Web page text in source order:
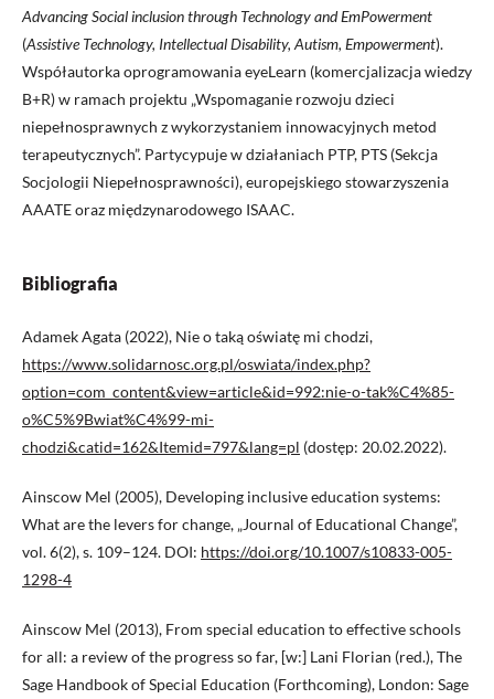
Advancing Social inclusion through Technology and EmPowerment
(Assistive Technology, Intellectual Disability, Autism, Empowerment).
Współautorka oprogramowania eyeLearn (komercjalizacja wiedzy
B+R) w ramach projektu „Wspomaganie rozwoju dzieci
niepełnosprawnych z wykorzystaniem innowacyjnych metod
terapeutycznych”. Partycypuje w działaniach PTP, PTS (Sekcja
Socjologii Niepełnosprawności), europejskiego stowarzyszenia
AAATE oraz międzynarodowego ISAAC.
Bibliografia
Adamek Agata (2022), Nie o taką oświatę mi chodzi,
https://www.solidarnosc.org.pl/oswiata/index.php?
option=com_content&view=article&id=992:nie-o-tak%C4%85-
o%C5%9Bwiat%C4%99-mi-
chodzi&catid=162&Itemid=797&lang=pl (dostęp: 20.02.2022).
Ainscow Mel (2005), Developing inclusive education systems:
What are the levers for change, „Journal of Educational Change”,
vol. 6(2), s. 109–124. DOI: https://doi.org/10.1007/s10833-005-
1298-4
Ainscow Mel (2013), From special education to effective schools
for all: a review of the progress so far, [w:] Lani Florian (red.), The
Sage Handbook of Special Education (Forthcoming), London: Sage